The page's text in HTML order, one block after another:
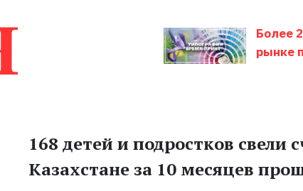
Более
рынке
168 детей и подростков свели
Казахстане за 10 месяцев